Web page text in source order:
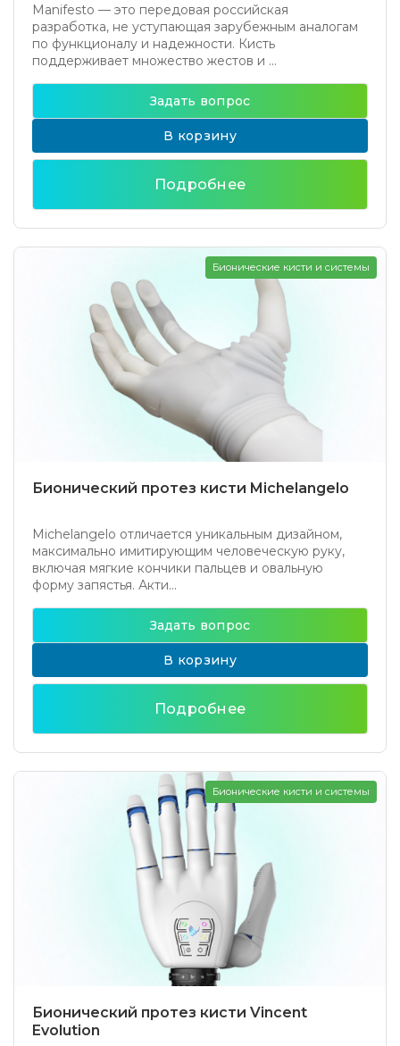
Manifesto — это передовая российская
разработка, не уступающая зарубежным аналогам
по функционалу и надежности. Кисть
поддерживает множество жестов и ...
Задать вопрос
В корзину
Подробнее
Бионический протез кисти Michelangelo
Michelangelo отличается уникальным дизайном,
максимально имитирующим человеческую руку,
включая мягкие кончики пальцев и овальную
форму запястья. Акти...
Бионические кисти и системы
Задать вопрос
В корзину
Подробнее
Бионический протез кисти Vincent
Evolution
Бионические кисти и системы